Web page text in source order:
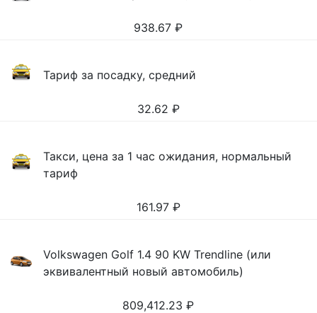
938.67 ₽
Тариф за посадку, средний
32.62 ₽
Такси, цена за 1 час ожидания, нормальный
тариф
161.97 ₽
Volkswagen Golf 1.4 90 KW Trendline (или
эквивалентный новый автомобиль)
809,412.23 ₽